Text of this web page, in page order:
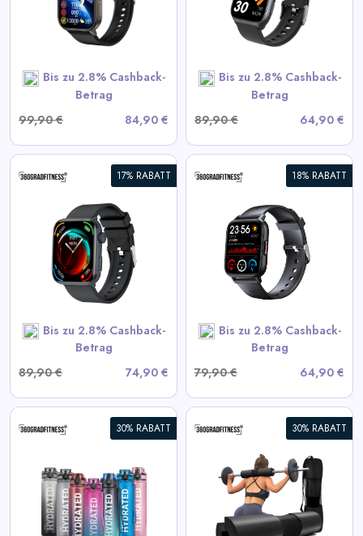
Bis zu 2.8% Cashback-
Betrag
99,90 €
84,90 €
Bis zu 2.8% Cashback-
Betrag
89,90 €
64,90 €
View All 360GradFitness
Deals
SHOP NOW
17% RABATT
Bis zu 2.8% Cashback-
Betrag
89,90 €
74,90 €
18% RABATT
Bis zu 2.8% Cashback-
Betrag
79,90 €
64,90 €
360° FITSmartWatch PRO3
View All 360GradFitness
Deals
SHOP NOW
30% RABATT 30% RABATT
360° Langhantel-Polster
View All 360GradFitness
Deals